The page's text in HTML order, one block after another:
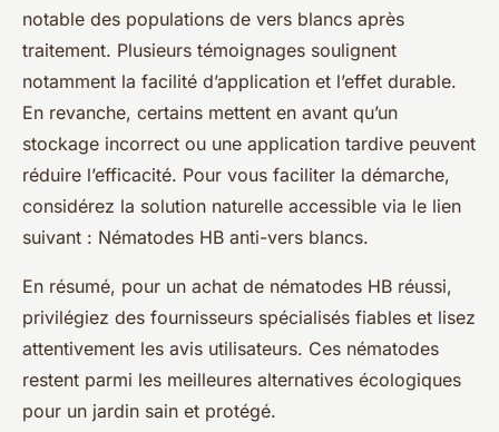
notable des populations de vers blancs après
traitement. Plusieurs témoignages soulignent
notamment la facilité d’application et l’effet durable.
En revanche, certains mettent en avant qu’un
stockage incorrect ou une application tardive peuvent
réduire l’efficacité. Pour vous faciliter la démarche,
considérez la solution naturelle accessible via le lien
suivant : Nématodes HB anti-vers blancs.
En résumé, pour un achat de nématodes HB réussi,
privilégiez des fournisseurs spécialisés fiables et lisez
attentivement les avis utilisateurs. Ces nématodes
restent parmi les meilleures alternatives écologiques
pour un jardin sain et protégé.